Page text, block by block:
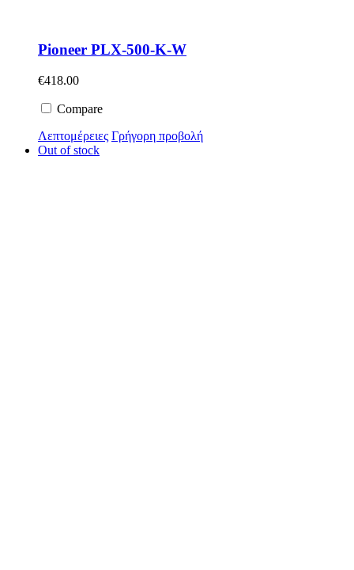
Pioneer PLX-500-K-W
€418.00
Compare
Λεπτομέρειες Γρήγορη προβολή
Out of stock